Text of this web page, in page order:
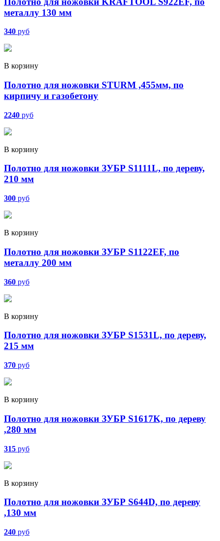
металлу 130 мм
340 руб
В корзину
Полотно для ножовки STURM ,455мм, по
кирпичу и газобетону
2240 руб
В корзину
Полотно для ножовки ЗУБР S1111L, по дереву,
210 мм
300 руб
В корзину
Полотно для ножовки ЗУБР S1122ЕF, по
металлу 200 мм
360 руб
В корзину
Полотно для ножовки ЗУБР S1531L, по дереву,
215 мм
370 руб
В корзину
Полотно для ножовки ЗУБР S1617K, по дереву
,280 мм
315 руб
В корзину
Полотно для ножовки ЗУБР S644D, по дереву
,130 мм
240 руб